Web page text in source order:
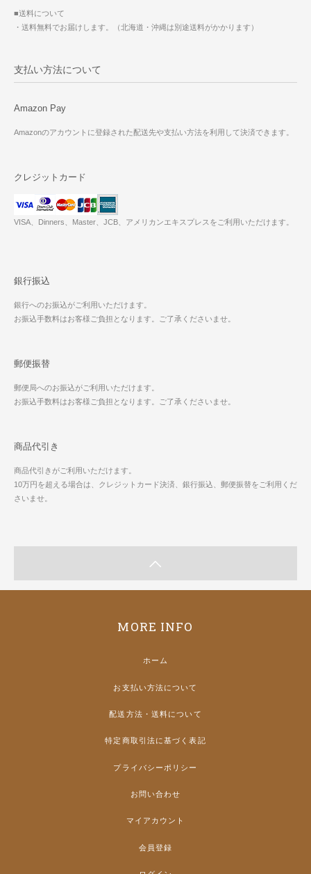
■送料について
・送料無料でお届けします。（北海道・沖縄は別途送料がかかります）
支払い方法について
Amazon Pay
Amazonのアカウントに登録された配送先や支払い方法を利用して決済できます。
クレジットカード
VISA、Dinners、Master、JCB、アメリカンエキスプレスをご利用いただけます。
銀行振込
銀行へのお振込がご利用いただけます。
お振込手数料はお客様ご負担となります。ご了承くださいませ。
郵便振替
郵便局へのお振込がご利用いただけます。
お振込手数料はお客様ご負担となります。ご了承くださいませ。
商品代引き
商品代引きがご利用いただけます。
10万円を超える場合は、クレジットカード決済、銀行振込、郵便振替をご利用くだ
さいませ。
MORE INFO
ホーム
お支払い方法について
配送方法・送料について
特定商取引法に基づく表記
プライバシーポリシー
お問い合わせ
マイアカウント
会員登録